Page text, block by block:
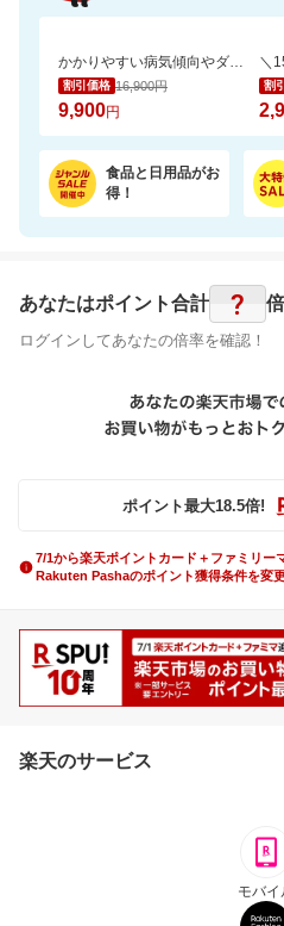
かかりやすい病気傾向やダイエット体質など約360項目のGeneLife総合遺伝子検査キット
割引価格 16,900円
9,900円
割
食品と日用品がお
得！
あなたはポイント合計 ? 倍
ログインしてあなたの倍率を確認！
ポイント最大18.5倍!
7/1から楽天ポイントカード＋ファミリー
Rakuten Pashaのポイント獲得条件を変
楽天のサービス
モバイ